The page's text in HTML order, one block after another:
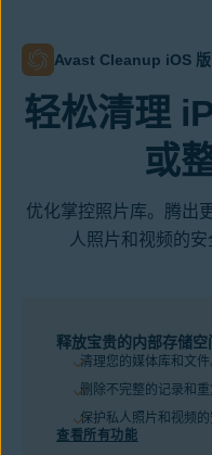
Avast Cleanup iOS 版
轻松清理
或
优化掌控照片库。腾出
人照片和视频的安
释放宝贵的内部存储空
清理您的媒体库和文
删除不完整的记录和重
保护私人照片和视频的
查看所有功能